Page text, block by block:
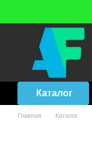
Каталог
Главная Каталог